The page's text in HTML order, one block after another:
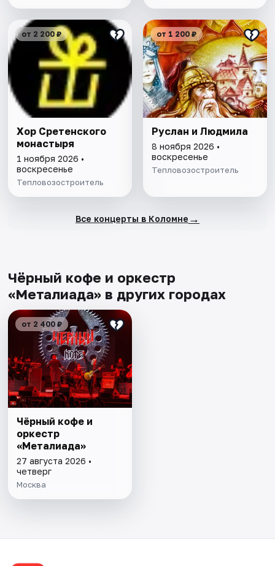
от 2 200 ₽
Хор Сретенского
монастыря
1 ноября 2026 •
воскресенье
Тепловозостроитель
от 1 200 ₽
Руслан и Людмила
8 ноября 2026 •
воскресенье
Тепловозостроитель
Все концерты в Коломне →
Чёрный кофе и оркестр
«Металиада» в других городах
от 2 400 ₽
Чёрный кофе и
оркестр
«Металиада»
27 августа 2026 •
четверг
Москва